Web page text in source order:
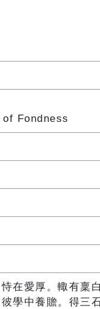
Fondness
在愛厚。輙有稟
學中養贍。得三